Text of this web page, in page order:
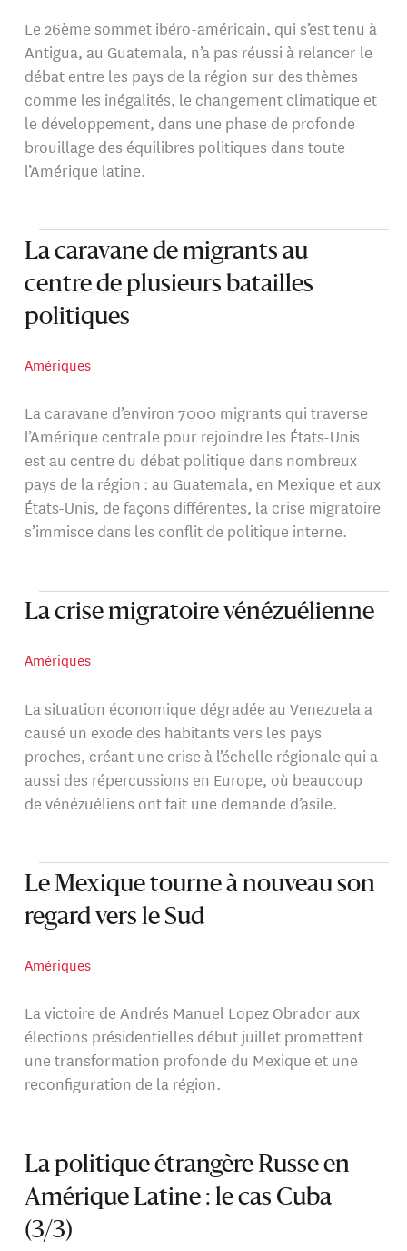
Le 26ème sommet ibéro-américain, qui s’est tenu à
Antigua, au Guatemala, n’a pas réussi à relancer le
débat entre les pays de la région sur des thèmes
comme les inégalités, le changement climatique et
le développement, dans une phase de profonde
brouillage des équilibres politiques dans toute
l’Amérique latine.
La caravane de migrants au
centre de plusieurs batailles
politiques
Amériques
La caravane d’environ 7000 migrants qui traverse
l’Amérique centrale pour rejoindre les États-Unis
est au centre du débat politique dans nombreux
pays de la région : au Guatemala, en Mexique et aux
États-Unis, de façons différentes, la crise migratoire
s’immisce dans les conflit de politique interne.
La crise migratoire vénézuélienne
Amériques
La situation économique dégradée au Venezuela a
causé un exode des habitants vers les pays
proches, créant une crise à l’échelle régionale qui a
aussi des répercussions en Europe, où beaucoup
de vénézuéliens ont fait une demande d’asile.
Le Mexique tourne à nouveau son
regard vers le Sud
Amériques
La victoire de Andrés Manuel Lopez Obrador aux
élections présidentielles début juillet promettent
une transformation profonde du Mexique et une
reconfiguration de la région.
La politique étrangère Russe en
Amérique Latine : le cas Cuba
(3/3)